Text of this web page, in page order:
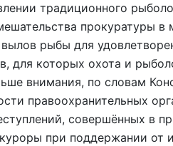
традиционного
прокуратуры
рыбы для
для которых охота и
внимания, по словам
правоохранительных
совершённых в
при поддержании от